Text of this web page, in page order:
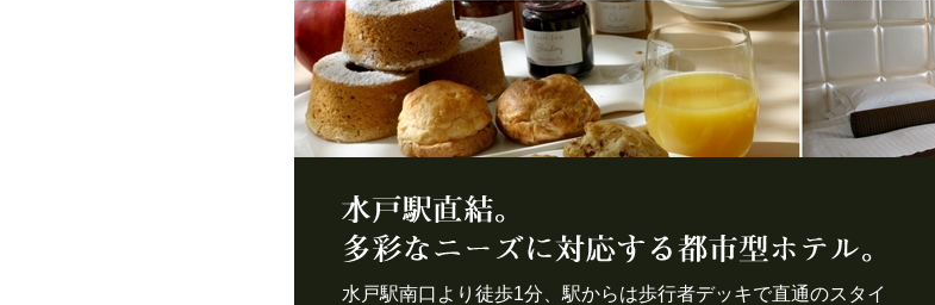
水戸駅南口より徒歩1分、駅からは歩行者デッキで直通のスタイ